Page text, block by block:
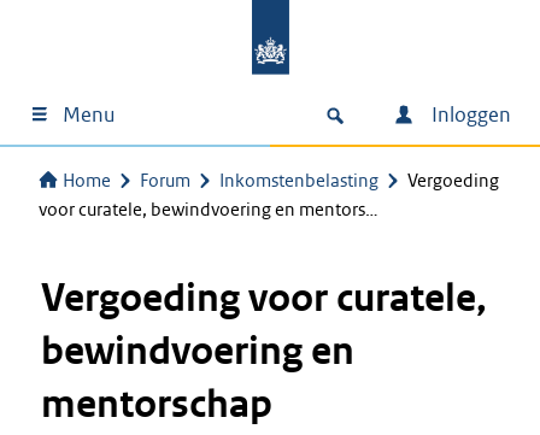
Menu Inloggen
Home Forum Inkomstenbelasting
Vergoeding
voor curatele, bewindvoering en mentors…
Vergoeding voor curatele,
bewindvoering en
mentorschap